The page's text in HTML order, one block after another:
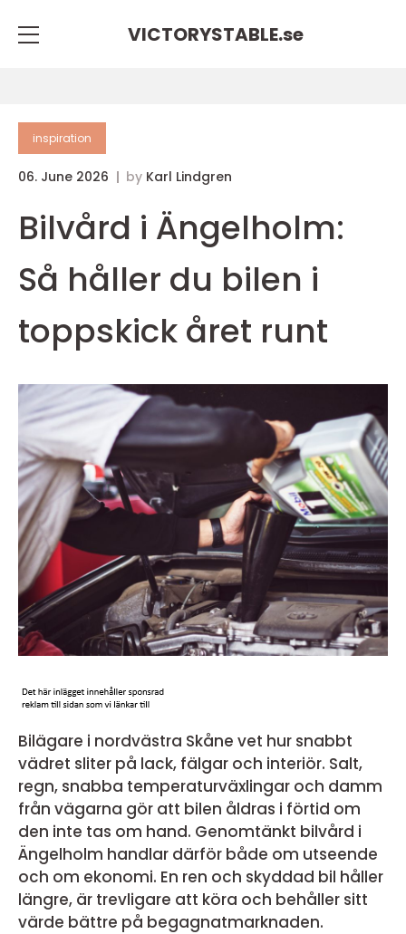
VICTORYSTABLE.se
inspiration
06. June 2026 by Karl Lindgren
Bilvård i Ängelholm:
Så håller du bilen i
toppskick året runt
Bilägare i nordvästra Skåne vet hur snabbt
vädret sliter på lack, fälgar och interiör. Salt,
regn, snabba temperaturväxlingar och damm
från vägarna gör att bilen åldras i förtid om
den inte tas om hand. Genomtänkt bilvård i
Ängelholm handlar därför både om utseende
och om ekonomi. En ren och skyddad bil håller
längre, är trevligare att köra och behåller sitt
värde bättre på begagnatmarknaden.